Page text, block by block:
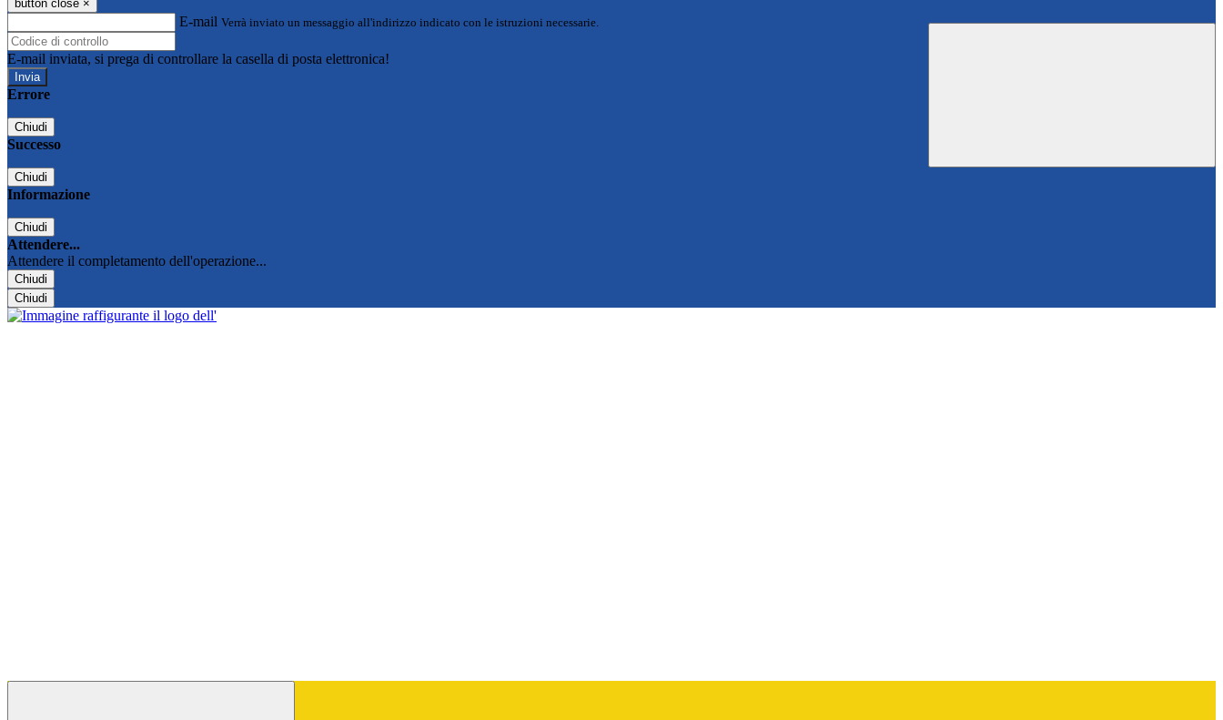
button close ×
E-mail Verrà inviato un messaggio all'indirizzo indicato con le istruzioni necessarie.
E-mail inviata, si prega di controllare la casella di posta elettronica!
Errore
Chiudi
Successo
Chiudi
Informazione
Chiudi
Attendere...
Attendere il completamento dell'operazione...
Chiudi
Chiudi